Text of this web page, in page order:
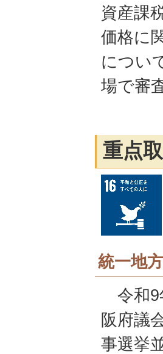
資産課
価格に
につい
場で審
重点
統一地
令和9
阪府議
事選挙